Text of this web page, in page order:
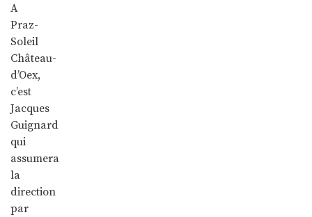
A
Praz-
Soleil
Château-
d’Oex,
c’est
Jacques
Guignard
qui
assumera
la
direction
par